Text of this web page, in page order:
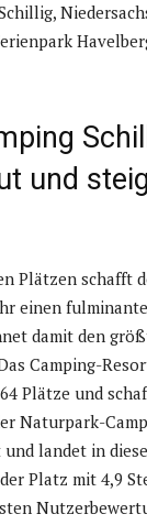
und
Plätzen schafft
einen
damit den
Camping-
Plätze und
Naturpark-
landet in
Platz mit 4,9